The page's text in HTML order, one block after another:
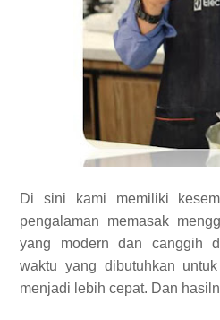
Di sini kami memiliki
pengalaman memasak
yang modern dan canggih
waktu yang dibutuhkan
menjadi lebih cepat. Dan